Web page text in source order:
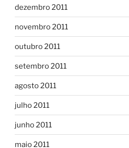
dezembro 2011
novembro 2011
outubro 2011
setembro 2011
agosto 2011
julho 2011
junho 2011
maio 2011